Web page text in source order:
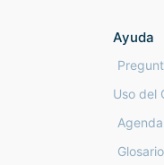
Ayuda
Uso del